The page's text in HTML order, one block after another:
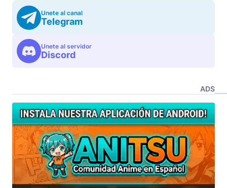
Unete al canal
Telegram
Unete al servidor
Discord
ADS